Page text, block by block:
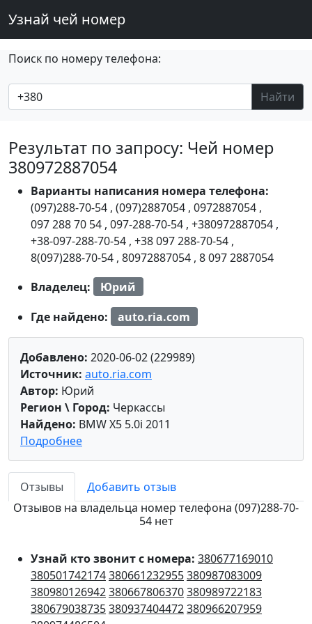
Узнай чей номер
Поиск по номеру телефона:
Найти
Результат по запросу: Чей номер
380972887054
Варианты написания номера телефона:
(097)288-70-54 , (097)2887054 , 0972887054 ,
097 288 70 54 , 097-288-70-54 , +380972887054 ,
+38-097-288-70-54 , +38 097 288-70-54 ,
8(097)288-70-54 , 80972887054 , 8 097 2887054
Владелец:
Юрий
Где найдено:
auto.ria.com
Добавлено: 2020-06-02 (229989)
Источник: auto.ria.com
Автор: Юрий
Регион \ Город: Черкассы
Найдено: BMW X5 5.0i 2011
Подробнее
Отзывы
Добавить отзыв
Отзывов на владельца номер телефона (097)288-70-
54 нет
Узнай кто звонит с номера: 380677169010
380501742174380661232955380987083009
380980126942380667806370380989722183
380679038735380937404472380966207959